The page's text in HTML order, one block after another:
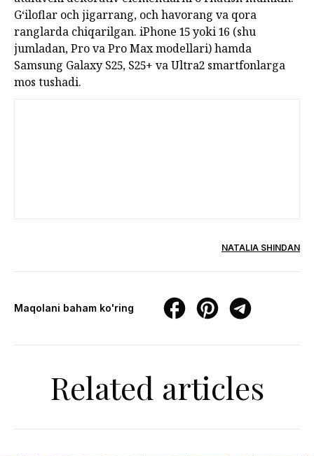
G‘iloflar och jigarrang, och havorang va qora
ranglarda chiqarilgan. iPhone 15 yoki 16 (shu
jumladan, Pro va Pro Max modellari) hamda
Samsung Galaxy S25, S25+ va Ultra2 smartfonlarga
mos tushadi.
NATALIA SHINDAN
Maqolani baham ko'ring
Related articles